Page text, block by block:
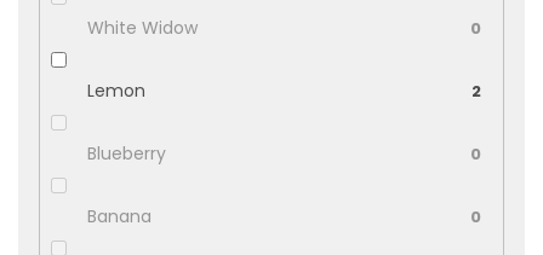
White Widow 0
Lemon 2
Blueberry 0
Banana 0